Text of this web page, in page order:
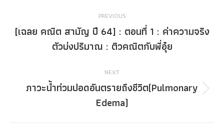
navigation
PREVIOUS
Previous
post:
[เฉลย คณิต สามัญ ปี 64] : ตอนที่ 1 : ค่าความจริง
ตัวบ่งปริมาณ : ติวคณิตกับพี่อุ๋ย
NEXT
Next
post:
ภาวะน้ำท่วมปอดอันตรายถึงชีวิต(Pulmonary
Edema)